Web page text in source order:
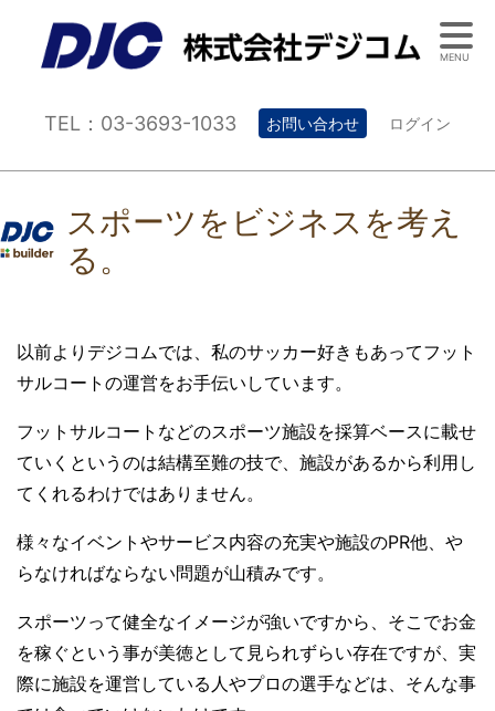
TEL：03-3693-1033 お問い合わせ ログイン
スポーツをビジネスを考え
る。
以前よりデジコムでは、私のサッカー好きもあってフット
サルコートの運営をお手伝いしています。
フットサルコートなどのスポーツ施設を採算ベースに載せ
ていくというのは結構至難の技で、施設があるから利用し
てくれるわけではありません。
様々なイベントやサービス内容の充実や施設のPR他、や
らなければならない問題が山積みです。
スポーツって健全なイメージが強いですから、そこでお金
を稼ぐという事が美徳として見られずらい存在ですが、実
際に施設を運営している人やプロの選手などは、そんな事
MENU